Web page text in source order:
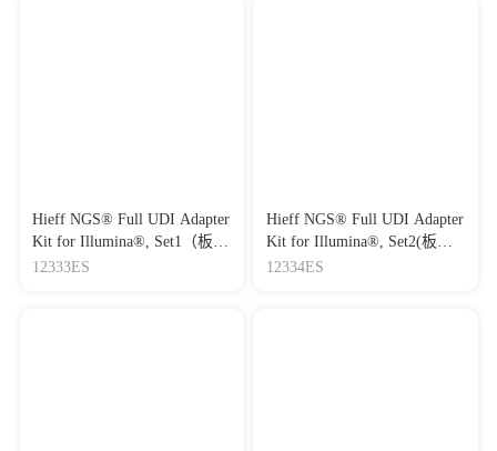
Hieff NGS® Full UDI Adapter
Kit for Illumina®, Set1（板
式）
12333ES
Hieff NGS® Full UDI Adapter
Kit for Illumina®, Set2(板
式）
12334ES